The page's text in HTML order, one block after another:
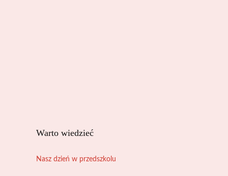
Warto wiedzieć
Nasz dzień w przedszkolu